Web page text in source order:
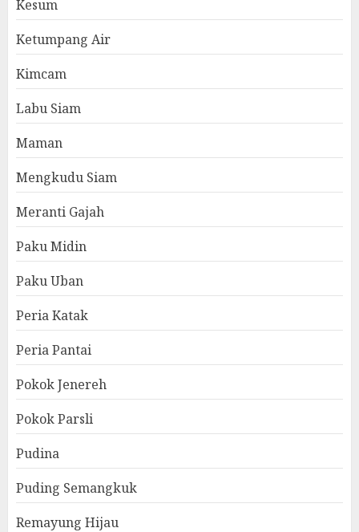
Kesum
Ketumpang Air
Kimcam
Labu Siam
Maman
Mengkudu Siam
Meranti Gajah
Paku Midin
Paku Uban
Peria Katak
Peria Pantai
Pokok Jenereh
Pokok Parsli
Pudina
Puding Semangkuk
Remayung Hijau